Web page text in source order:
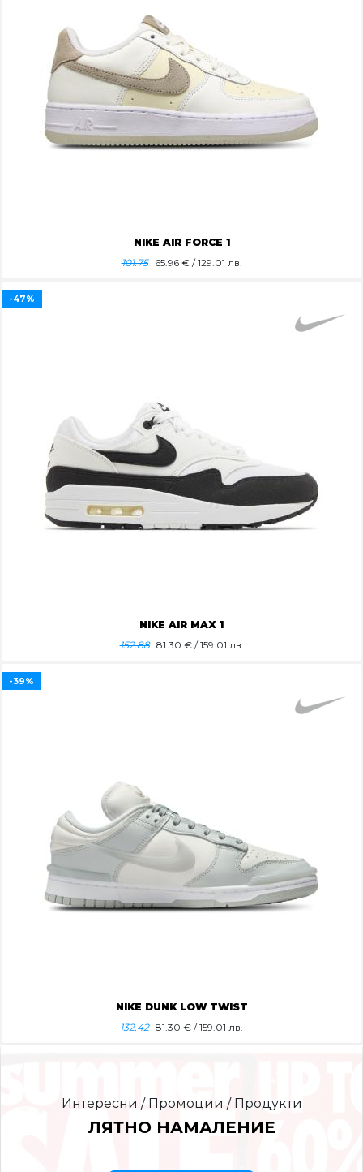
NIKE AIR FORCE 1
101.75
65.96€ / 129.01 лв.
NIKE AIR MAX 1
152.88 81.30 € / 159.01 лв.
-47%
NIKE DUNK LOW TWIST
132.42 81.30 € / 159.01 лв.
-39%
Интересни / Промоции / Продукти
ЛЯТНО НАМАЛЕНИЕ